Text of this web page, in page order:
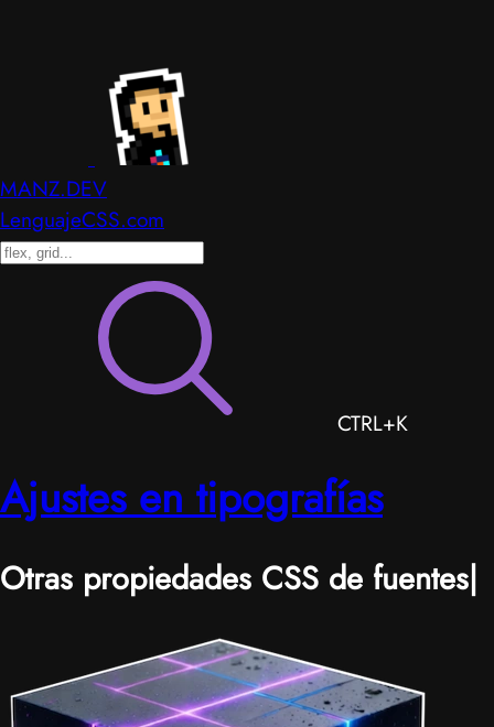
MANZ.DEV
LenguajeCSS.com
CTRL+K
Ajustes en tipografías
Otras propiedades CSS de fuentes|